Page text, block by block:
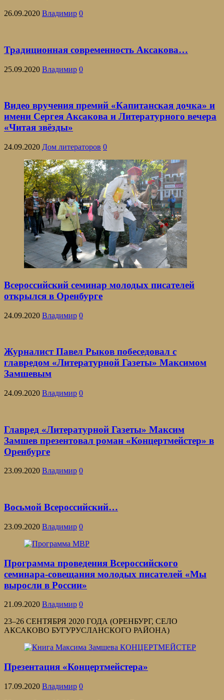
26.09.2020 Владимир 0
Традиционная современность Аксакова…
25.09.2020 Владимир 0
Видео вручения премий «Капитанская дочка» и
имени Сергея Аксакова и Литературного вечера
«Читая звёзды»
24.09.2020 Дом литераторов 0
Всероссийский семинар молодых писателей
открылся в Оренбурге
24.09.2020 Владимир 0
Журналист Павел Рыков побеседовал с
главредом «Литературной Газеты» Максимом
Замшевым
24.09.2020 Владимир 0
Главред «Литературной Газеты» Максим
Замшев презентовал роман «Концертмейстер» в
Оренбурге
23.09.2020 Владимир 0
Восьмой Всероссийский…
23.09.2020 Владимир 0
Программа проведения Всероссийского
семинара-совещания молодых писателей «Мы
выросли в России»
21.09.2020 Владимир 0
23–26 СЕНТЯБРЯ 2020 ГОДА (ОРЕНБУРГ, СЕЛО
АКСАКОВО БУГУРУСЛАНСКОГО РАЙОНА)
Презентация «Концертмейстера»
17.09.2020 Владимир 0